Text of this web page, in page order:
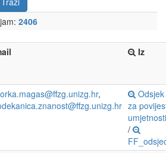
2406
Iz
,
Odsjek
za
umjetnosti
/